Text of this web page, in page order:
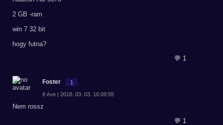
2 GB -ram
win 7 32 bit
hogy futna?
💬 1
Foster 1
8 éve | 2018. 03. 03. 16:09:55
Nem rossz
💬 1